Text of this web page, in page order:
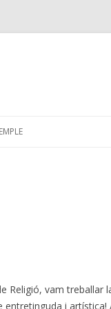
Religió, vam treballar
entretinguda i